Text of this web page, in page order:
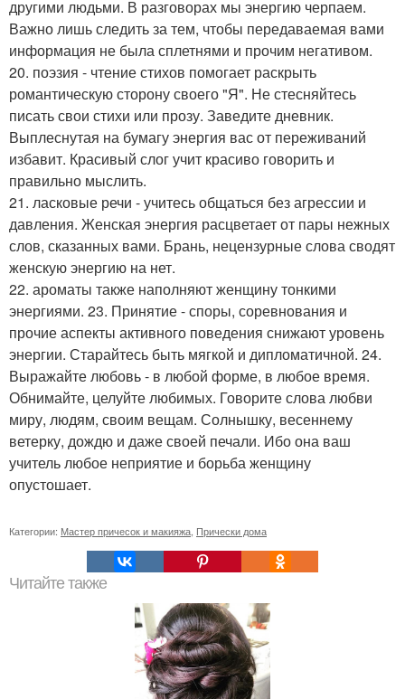
другими людьми. В разговорах мы энергию черпаем.
Важно лишь следить за тем, чтобы передаваемая вами
информация не была сплетнями и прочим негативом.
20. поэзия - чтение стихов помогает раскрыть
романтическую сторону своего "Я". Не стесняйтесь
писать свои стихи или прозу. Заведите дневник.
Выплеснутая на бумагу энергия вас от переживаний
избавит. Красивый слог учит красиво говорить и
правильно мыслить.
21. ласковые речи - учитесь общаться без агрессии и
давления. Женская энергия расцветает от пары нежных
слов, сказанных вами. Брань, нецензурные слова сводят
женскую энергию на нет.
22. ароматы также наполняют женщину тонкими
энергиями. 23. Принятие - споры, соревнования и
прочие аспекты активного поведения снижают уровень
энергии. Старайтесь быть мягкой и дипломатичной. 24.
Выражайте любовь - в любой форме, в любое время.
Обнимайте, целуйте любимых. Говорите слова любви
миру, людям, своим вещам. Солнышку, весеннему
ветерку, дождю и даже своей печали. Ибо она ваш
учитель любое неприятие и борьба женщину
опустошает.
Категории: Мастер причесок и макияжа Прически дома
Читайте также